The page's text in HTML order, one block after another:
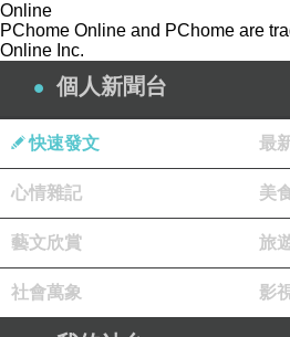
習慣了
一個人呼吸 空氣裡沒你的味道
一個人逞強 隨時提醒自己 把脆弱
一個人醒來 刻意忽略那些渴望
一個人練習 直到忘了我是誰
Online
PChome Online and PChome are
Online Inc.
個人新聞台
快速發文 最
心情雜記 美
藝文欣賞 旅
社會萬象 影